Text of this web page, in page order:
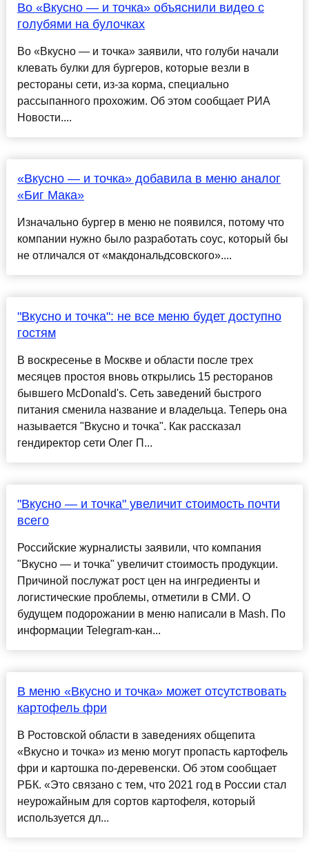
Во «Вкусно — и точка» объяснили видео с
голубями на булочках
Во «Вкусно — и точка» заявили, что голуби начали
клевать булки для бургеров, которые везли в
рестораны сети, из-за корма, специально
рассыпанного прохожим. Об этом сообщает РИА
Новости....
«Вкусно — и точка» добавила в меню аналог
«Биг Мака»
Изначально бургер в меню не появился, потому что
компании нужно было разработать соус, который бы
не отличался от «макдональдсовского»....
"Вкусно и точка": не все меню будет доступно
гостям
В воскресенье в Москве и области после трех
месяцев простоя вновь открылись 15 ресторанов
бывшего McDonald's. Сеть заведений быстрого
питания сменила название и владельца. Теперь она
называется "Вкусно и точка". Как рассказал
гендиректор сети Олег П...
"Вкусно — и точка" увеличит стоимость почти
всего
Российские журналисты заявили, что компания
"Вкусно — и точка" увеличит стоимость продукции.
Причиной послужат рост цен на ингредиенты и
логистические проблемы, отметили в СМИ. О
будущем подорожании в меню написали в Mash. По
информации Telegram-кан...
В меню «Вкусно и точка» может отсутствовать
картофель фри
В Ростовской области в заведениях общепита
«Вкусно и точка» из меню могут пропасть картофель
фри и картошка по-деревенски. Об этом сообщает
РБК. «Это связано с тем, что 2021 год в России стал
неурожайным для сортов картофеля, который
используется дл...